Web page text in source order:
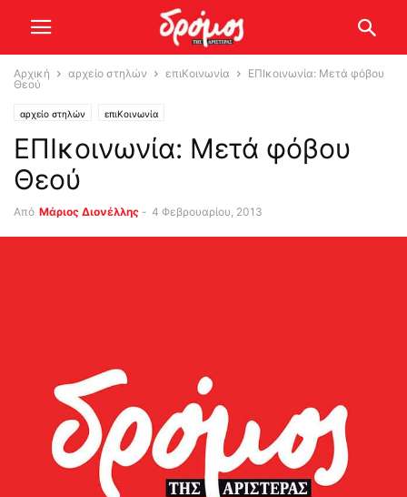
Αρχική αρχείο στηλών επιΚοινωνία
ΕΠΙκοινωνία: Μετά φόβου
Θεού
αρχείο στηλών επιΚοινωνία
ΕΠΙκοινωνία: Μετά φόβου
Θεού
Από Μάριος Διονέλλης - 4 Φεβρουαρίου, 2013